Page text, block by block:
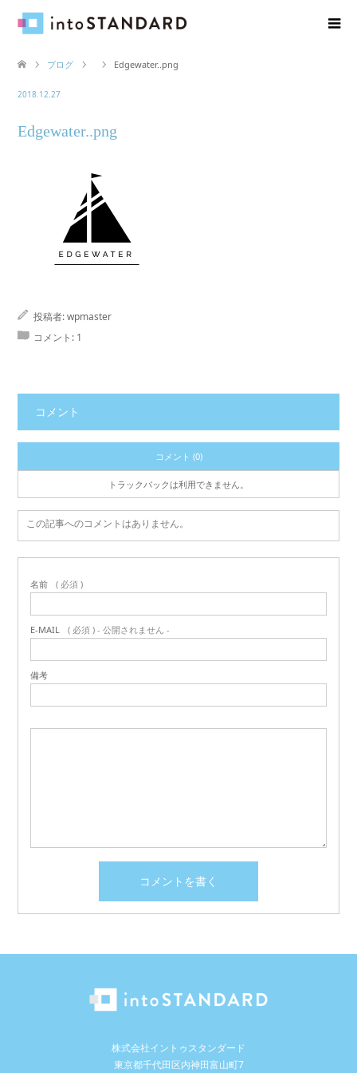
ブログ Edgewater..png
2018.12.27
Edgewater..png
投稿者:wpmaster
コメント: 1
コメント
コメント (0)
トラックバックは利用できません。
この記事へのコメントはありません。
名前 ( 必須 )
E-MAIL ( 必須 ) - 公開されません -
備考
株式会社イントゥスタンダード
東京都千代田区内神田富山町7